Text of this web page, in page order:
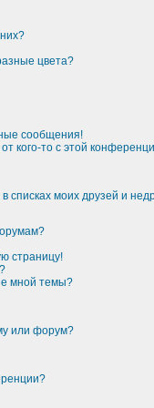
цвета?
сообщения!
кого-то с этой
списках моих друзей и
страницу!
мной темы?
или форум?